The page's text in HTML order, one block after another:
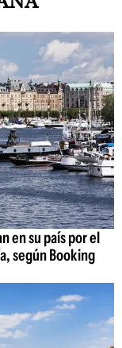
en su país por el
según Booking